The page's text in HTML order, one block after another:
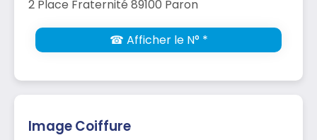
2 Place Fraternité 89100 Paron
☎ Afficher le N° *
Image Coiffure